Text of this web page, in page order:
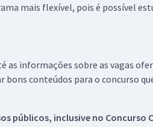
mais flexível, pois é possível
as informações sobre as vagas
conteúdos para o concurso
públicos, inclusive no Concurso